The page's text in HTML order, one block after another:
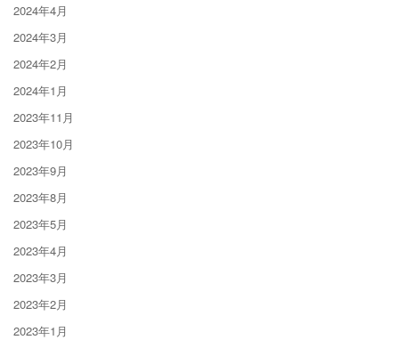
2024年4月
2024年3月
2024年2月
2024年1月
2023年11月
2023年10月
2023年9月
2023年8月
2023年5月
2023年4月
2023年3月
2023年2月
2023年1月